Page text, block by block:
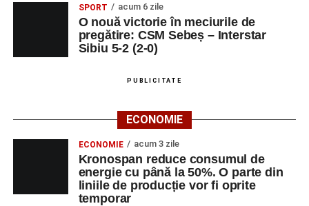
SPORT acum 6 zile
O nouă victorie în meciurile de
pregătire: CSM Sebeș – Interstar
Sibiu 5-2 (2-0)
PUBLICITATE
ECONOMIE
ECONOMIE acum 3 zile
Kronospan reduce consumul de
energie cu până la 50%. O parte din
liniile de producție vor fi oprite
temporar